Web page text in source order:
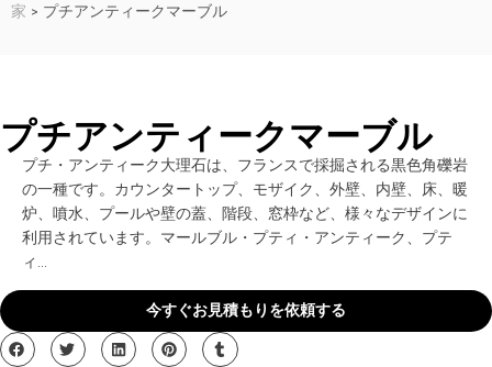
家 > プチアンティークマーブル
プチアンティークマーブル
プチ・アンティーク大理石は、フランスで採掘される黒色角礫岩
の一種です。カウンタートップ、モザイク、外壁、内壁、床、暖
炉、噴水、プールや壁の蓋、階段、窓枠など、様々なデザインに
利用されています。マールブル・プティ・アンティーク、プテ
ィ...
今すぐお見積もりを依頼する